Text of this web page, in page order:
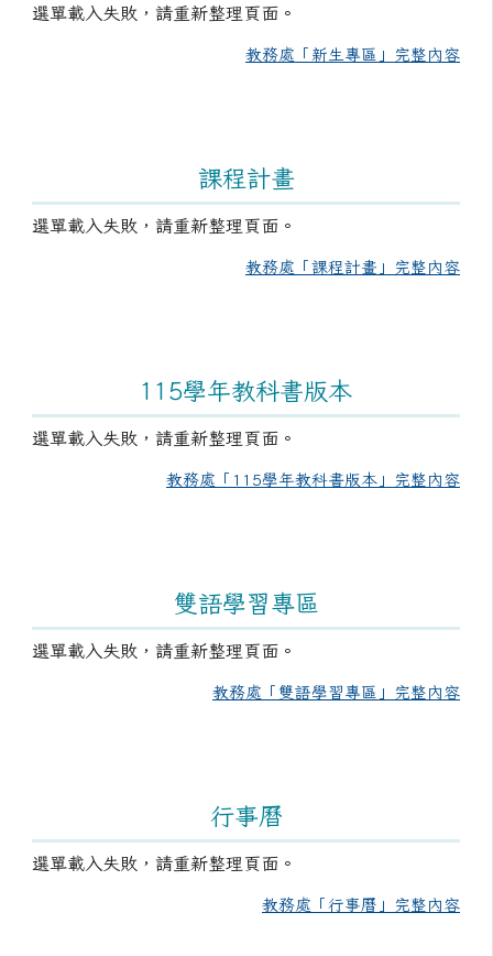
選單載入失敗，請重新整理頁面。
教務處「新生專區」完整內容
課程計畫
選單載入失敗，請重新整理頁面。
教務處「課程計畫」完整內容
115學年教科書版本
選單載入失敗，請重新整理頁面。
教務處「115學年教科書版本」完整內容
雙語學習專區
選單載入失敗，請重新整理頁面。
教務處「雙語學習專區」完整內容
行事曆
選單載入失敗，請重新整理頁面。
教務處「行事曆」完整內容